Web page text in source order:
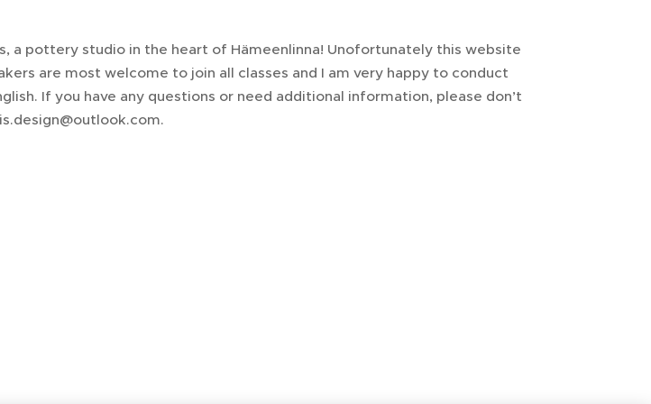
a pottery studio in the heart of Hämeenlinna! Unofortunately this website
are most welcome to join all classes and I am very happy to conduct
If you have any questions or need additional information, please don’t